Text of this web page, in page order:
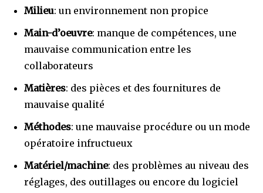
Milieu: un environnement non propice
Main-d’oeuvre: manque de compétences, une
mauvaise communication entre les
collaborateurs
Matières: des pièces et des fournitures de
mauvaise qualité
Méthodes: une mauvaise procédure ou un mode
opératoire infructueux
Matériel/machine: des problèmes au niveau des
réglages, des outillages ou encore du logiciel